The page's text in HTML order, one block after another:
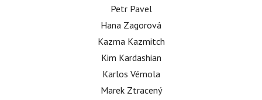
Petr Pavel
Hana Zagorová
Kazma Kazmitch
Kim Kardashian
Karlos Vémola
Marek Ztracený